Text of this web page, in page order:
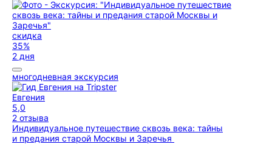
скидка
35%
2 дня
многодневная экскурсия
Евгения
5,0
2 отзыва
Индивидуальное путешествие сквозь века: тайны
и предания старой Москвы и Заречья